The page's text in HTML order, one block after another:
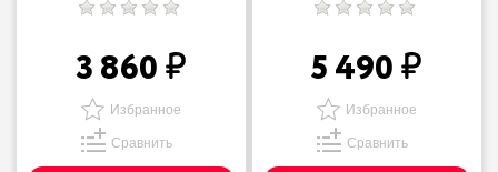
3 860
Избранное
Сравнить
5 490
Избранное
Сравнить